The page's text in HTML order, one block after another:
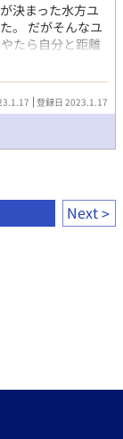
決まった水方ユ
。 だがそんなユ
たら自分と距離
仲良くなるなん
保とうと努力す
気に飲まれてし
ろおねショタ
、付き合うに至
プリントシンデ
登録日 2023.1.17
Next